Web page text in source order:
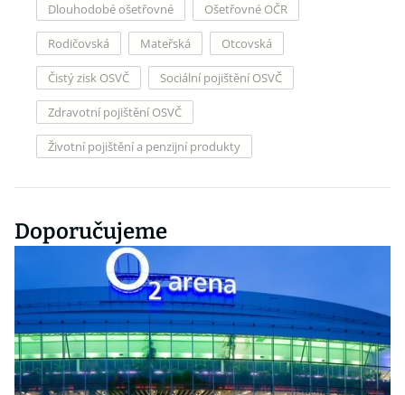
Dlouhodobé ošetřovné Ošetřovné OČR
Rodičovská Mateřská Otcovská
Čistý zisk OSVČ Sociální pojištění OSVČ
Zdravotní pojištění OSVČ
Životní pojištění a penzijní produkty
Doporučujeme